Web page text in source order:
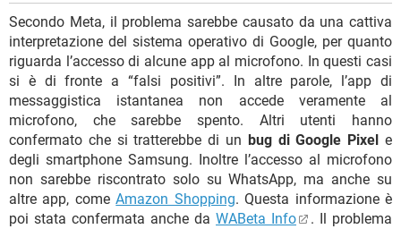
Secondo Meta, il problema sarebbe causato da una cattiva
interpretazione del sistema operativo di Google, per quanto
riguarda l’accesso di alcune app al microfono. In questi casi
si è di fronte a “falsi positivi”. In altre parole, l’app di
messaggistica istantanea non accede veramente al
microfono, che sarebbe spento. Altri utenti hanno
confermato che si tratterebbe di un bug di Google Pixel e
degli smartphone Samsung. Inoltre l’accesso al microfono
non sarebbe riscontrato solo su WhatsApp, ma anche su
altre app, comeAmazon Shopping. Questa informazione è
poi stata confermata anche da WABeta Info
. Il problema